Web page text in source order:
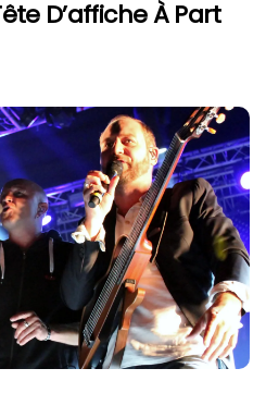
D’affiche À Part